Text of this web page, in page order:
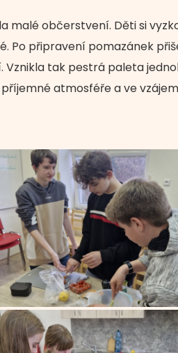
malé občerstvení. Děti si
Po připravení pomazánek
tak pestrá paleta
atmosféře a ve